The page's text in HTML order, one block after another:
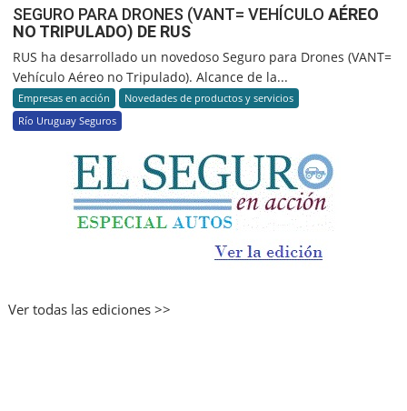
SEGURO PARA DRONES (VANT= VEHÍCULOAÉREO
NO TRIPULADO) DE RUS
RUS ha desarrollado un novedoso Seguro para Drones (VANT=
Vehículo Aéreo no Tripulado). Alcance de la...
Empresas en acción
Novedades de productos y servicios
Río Uruguay Seguros
Ver todas las ediciones >>